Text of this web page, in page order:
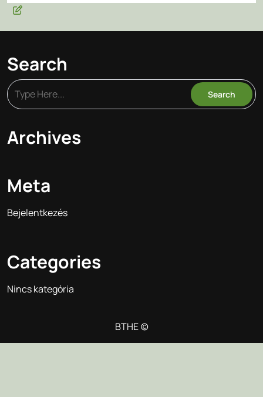
Search
Archives
Meta
Bejelentkezés
Categories
Nincs kategória
BTHE (c)